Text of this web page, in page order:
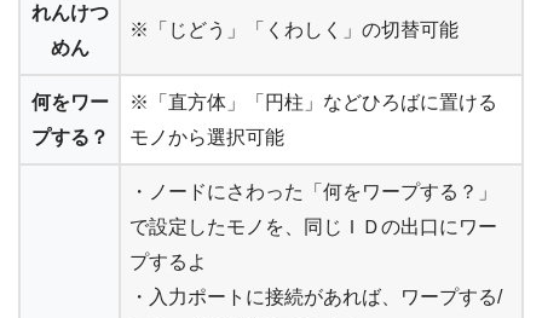
れんけつ
めん
※「じどう」「くわしく」の切替可能
何をワー
プする？
※「直方体」「円柱」などひろばに置ける
モノから選択可能
・ノードにさわった「何をワープする？」
で設定したモノを、同じＩＤの出口にワー
プするよ
・入力ポートに接続があれば、ワープする/